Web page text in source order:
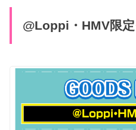
@Loppi・HMV限